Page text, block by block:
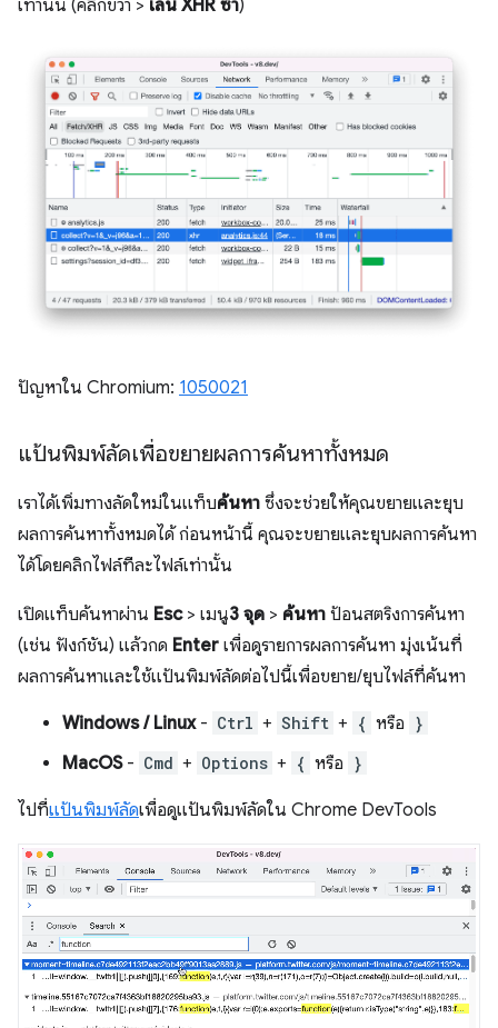
เท่านั้น (คลิกขวา > เล่น XHR ซ้ำ)
ปัญหาใน Chromium: 1050021
แป้นพิมพ์ลัดเพื่อขยายผลการค้นหาทั้งหมด
เราได้เพิ่มทางลัดใหม่ในแท็บค้นหา ซึ่งจะช่วยให้คุณขยายและยุบ
ผลการค้นหาทั้งหมดได้ ก่อนหน้านี้ คุณจะขยายและยุบผลการค้นหา
ได้โดยคลิกไฟล์ทีละไฟล์เท่านั้น
เปิดแท็บค้นหาผ่าน Esc> เมนู3 จุด > ค้นหา ป้อนสตริงการค้นหา
(เช่น ฟังก์ชัน) แล้วกด Enter เพื่อดูรายการผลการค้นหา มุ่งเน้นที่
ผลการค้นหาและใช้แป้นพิมพ์ลัดต่อไปนี้เพื่อขยาย/ยุบไฟล์ที่ค้นหา
Windows / Linux- Ctrl + Shift + { หรือ }
MacOS- Cmd + Options + { หรือ }
ไปที่แป้นพิมพ์ลัดเพื่อดูแป้นพิมพ์ลัดใน Chrome DevTools